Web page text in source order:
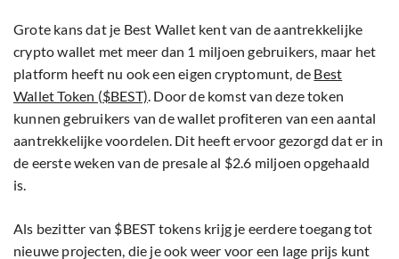
Grote kans dat je Best Wallet kent van de aantrekkelijke
crypto wallet met meer dan 1 miljoen gebruikers, maar het
platform heeft nu ook een eigen cryptomunt, de Best
Wallet Token ($BEST) . Door de komst van deze token
kunnen gebruikers van de wallet profiteren van een aantal
aantrekkelijke voordelen. Dit heeft ervoor gezorgd dat er in
de eerste weken van de presale al $2.6 miljoen opgehaald
is.
Als bezitter van $BEST tokens krijg je eerdere toegang tot
nieuwe projecten, die je ook weer voor een lage prijs kunt